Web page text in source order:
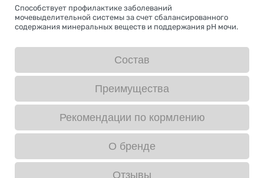
Способствует профилактике заболеваний
мочевыделительной системы за счет сбалансированного
содержания минеральных веществ и поддержания рН мочи.
Состав
Преимущества
Рекомендации по кормлению
О бренде
Отзывы